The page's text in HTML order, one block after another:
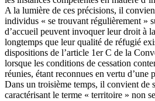
A la lumière de ces précisions, il
individus « se trouvant régulièrement »
d’accueil peuvent invoquer leur droit à
longtemps que leur qualité de réfugié
dispositions de l’article 1er C de la
lorsque les conditions de cessation
réunies, étant reconnues en vertu d’une
Dans un troisième temps, il convient
caractérisant le terme « territoire » non